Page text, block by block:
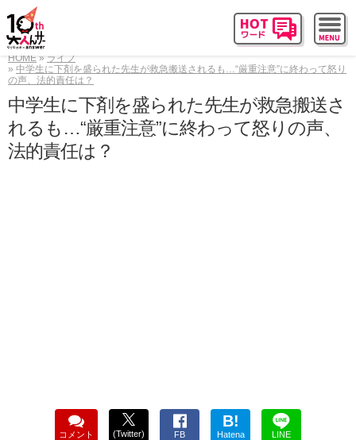
HOME
ライフ
中学生に下剤を盛られた先生が救急搬送されるも…“厳重注意”に終わって怒り
の声、法的責任は？
中学生に下剤を盛られた先生が救急搬送さ
れるも…“厳重注意”に終わって怒りの声、
法的責任は？
コメント (Twitter) FB
B!
Hatena LINE